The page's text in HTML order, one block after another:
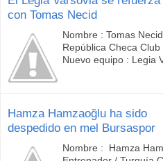
con Tomas Necid
Nombre : Tomas
República Checa
Nuevo equipo : Legia
Hamza Hamzaoğlu ha sido
despedido en mel Bursaspor
Nombre : Hamza